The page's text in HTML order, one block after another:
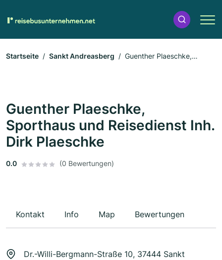
Startseite Sankt Andreasberg
Guenther Plaeschke,
Guenther Plaeschke,
Sporthaus und Reisedienst Inh.
Dirk Plaeschke
0.0 (0 Bewertungen)
Kontakt Info Map Bewertungen
Dr.-Willi-Bergmann-Straße 10, 37444 Sankt